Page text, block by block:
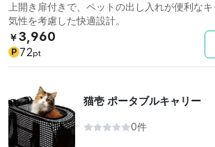
上開き扉付きで、ペットの出し入れが便利な
気性を考慮した快適設計。
￥3,960
P 72pt
猫壱 ポータブルキャリー
0件